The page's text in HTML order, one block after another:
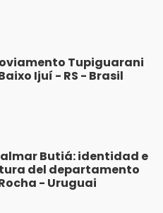
Tupiguarani
Ijuí - RS - Brasil
Butiá: identidad e
del departamento
- Uruguai